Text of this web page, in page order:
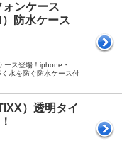
ンケース
防水ケース
ース登場！iphone・
水を防ぐ防水ケース付
）透明タイ